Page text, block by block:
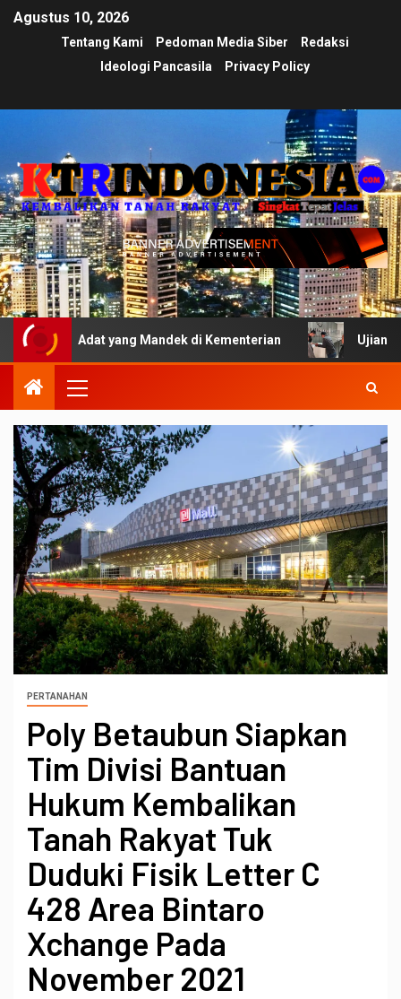
Agustus 10, 2026
Tentang Kami Pedoman Media Siber
Redaksi
Ideologi Pancasila
Privacy Policy
yang Mandek di Kementerian Ujian Transparansi
PERTANAHAN
Poly Betaubun Siapkan
Tim Divisi Bantuan
Hukum Kembalikan
Tanah Rakyat Tuk
Duduki Fisik Letter C
428 Area Bintaro
Xchange Pada
November 2021